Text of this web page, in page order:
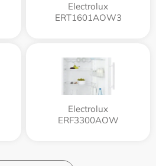
Electrolux
ERT1601AOW3
Electrolux
ERF3300AOW